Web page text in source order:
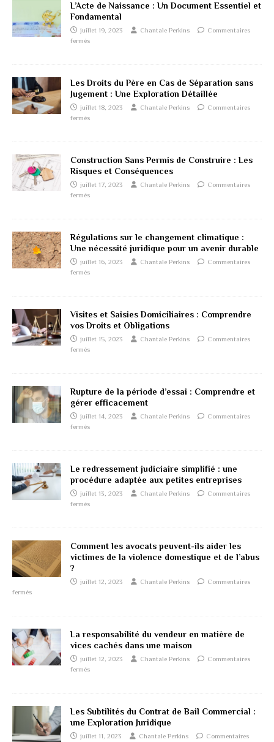
L’Acte de Naissance : Un Document Essentiel et
Fondamental
juillet 19, 2023 Chantale Perkins
Commentaires
fermés
Les Droits du Père en Cas de Séparation sans
Jugement : Une Exploration Détaillée
juillet 18, 2023 Chantale Perkins
Commentaires
fermés
Construction Sans Permis de Construire : Les
Risques et Conséquences
juillet 17, 2023 Chantale Perkins
Commentaires
fermés
Régulations sur le changement climatique :
Une nécessité juridique pour un avenir durable
juillet 16, 2023 Chantale Perkins
Commentaires
fermés
Visites et Saisies Domiciliaires : Comprendre
vos Droits et Obligations
juillet 15, 2023 Chantale Perkins
Commentaires
fermés
Rupture de la période d’essai : Comprendre et
gérer efficacement
juillet 14, 2023 Chantale Perkins
Commentaires
fermés
Le redressement judiciaire simplifié : une
procédure adaptée aux petites entreprises
juillet 13, 2023 Chantale Perkins
Commentaires
fermés
Comment les avocats peuvent-ils aider les
victimes de la violence domestique et de l’abus
?
juillet 12, 2023 Chantale Perkins
Commentaires
fermés
La responsabilité du vendeur en matière de
vices cachés dans une maison
juillet 12, 2023 Chantale Perkins
Commentaires
fermés
Les Subtilités du Contrat de Bail Commercial :
une Exploration Juridique
juillet 11, 2023 Chantale Perkins Commentaires